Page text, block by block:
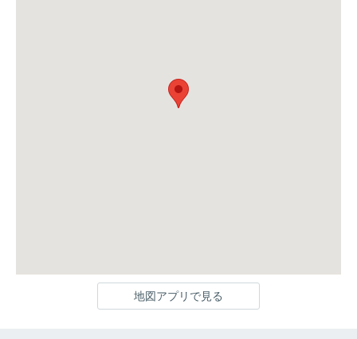
地図アプリで見る